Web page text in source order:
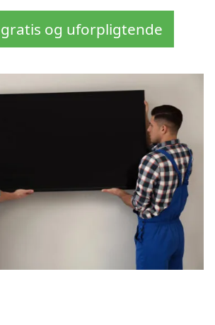
og uforpligtende